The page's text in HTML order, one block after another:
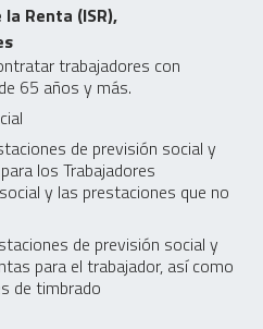
Renta (ISR),
trabajadores con
65 años y más.
de previsión social y
los Trabajadores
y las prestaciones que no
de previsión social y
para el trabajador, así como
de timbrado